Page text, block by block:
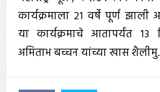
कार्यक्रमाला २१ वर्षे पूर्ण झाली
या कार्यक्रमाचे आतापर्यंत
अमिताभ बच्चन यांच्या खास